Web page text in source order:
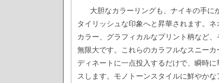
大胆なカラーリングも、ナイキの手に
タイリッシュな印象へと昇華されます。
カラー、グラフィカルなプリント柄など
無限大です。これらのカラフルなスニー
ディネートに一点投入するだけで、瞬時
スします。モノトーンスタイルに鮮やか